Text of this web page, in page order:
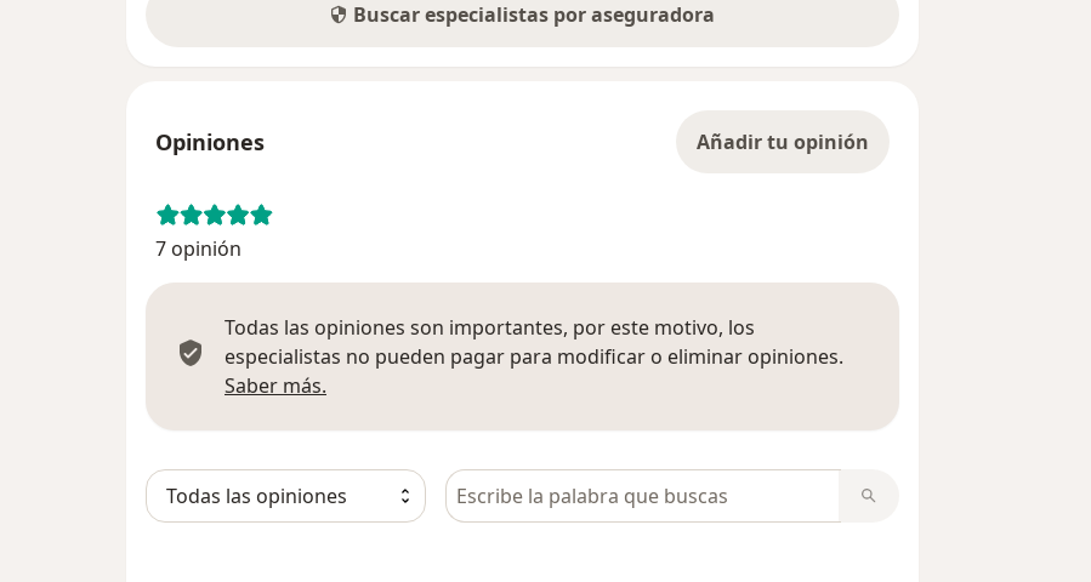
Buscar especialistas por aseguradora
Opiniones Añadir tu opinión
7 opinión
Todas las opiniones son importantes, por este motivo, los
especialistas no pueden pagar para modificar o eliminar opiniones.
Saber más.
Busca en opiniones